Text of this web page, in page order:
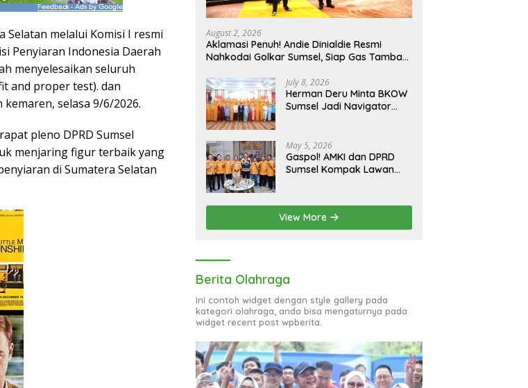
Selatan melalui Komisi I resmi
Penyiaran Indonesia Daerah
menyelesaikan seluruh
and proper test). dan
selasa 9/6/2026.
pleno DPRD Sumsel
menjaring figur terbaik yang
di Sumatera Selatan
August 2, 2026
Aklamasi Penuh! Andie Dinialdie Resmi
Nahkodai Golkar Sumsel, Siap Gas Tambah
July 8, 2026
Herman Deru Minta BKOW
Sumsel Jadi Navigator
May 5, 2026
Gaspol! AMKI dan DPRD
Sumsel Kompak Lawan
View More
Berita Olahraga
Ini contoh widget dengan style gallery pada
kategori olahraga, anda bisa mengaturnya pada
widget recent post wpberita.